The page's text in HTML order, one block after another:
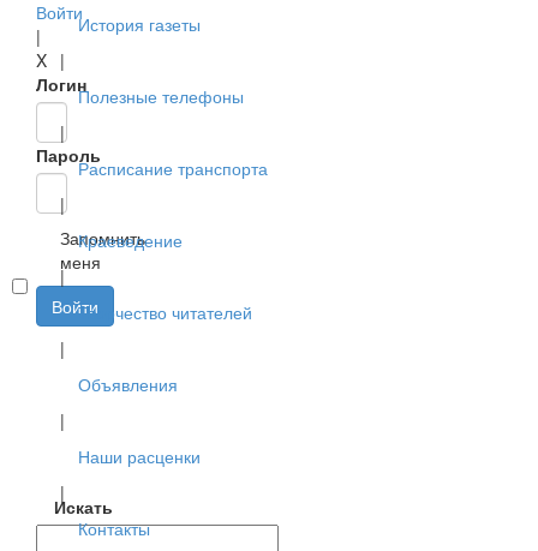
Войти
|
X
Логин
Пароль
Запомнить
меня
Войти
Искать
История газеты
|
Полезные телефоны
|
Расписание транспорта
|
Краеведение
|
Творчество читателей
|
Объявления
|
Наши расценки
|
Контакты